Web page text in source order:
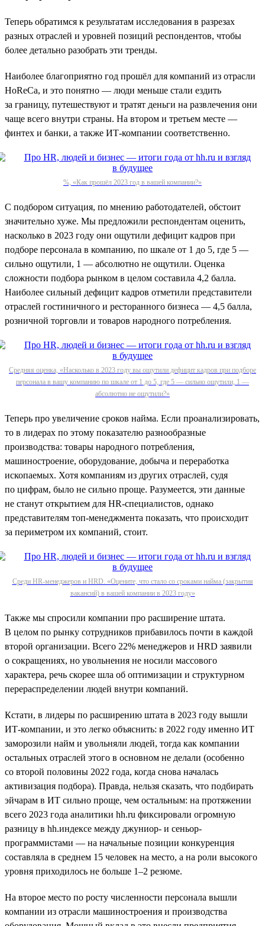
Теперь обратимся к результатам исследования в разрезах
разных отраслей и уровней позиций респондентов, чтобы
более детально разобрать эти тренды.
Наиболее благоприятно год прошёл для компаний из отрасли
HoReCa, и это понятно — люди меньше стали ездить
за границу, путешествуют и тратят деньги на развлечения они
чаще всего внутри страны. На втором и третьем месте —
финтех и банки, а также ИТ-компании соответственно.
%, «Как прошёл 2023 год в вашей компании?»
С подбором ситуация, по мнению работодателей, обстоит
значительно хуже. Мы предложили респондентам оценить,
насколько в 2023 году они ощутили дефицит кадров при
подборе персонала в компанию, по шкале от 1 до 5, где 5 —
сильно ощутили, 1 — абсолютно не ощутили. Оценка
сложности подбора рынком в целом составила 4,2 балла.
Наиболее сильный дефицит кадров отметили представители
отраслей гостиничного и ресторанного бизнеса — 4,5 балла,
розничной торговли и товаров народного потребления.
Средняя оценка, «Насколько в 2023 году вы ощутили дефицит кадров при подборе
персонала в вашу компанию по шкале от 1 до 5, где 5 — сильно ощутили, 1 —
абсолютно не ощутили?»
Теперь про увеличение сроков найма. Если проанализировать,
то в лидерах по этому показателю разнообразные
производства: товары народного потребления,
машиностроение, оборудование, добыча и переработка
ископаемых. Хотя компаниям из других отраслей, судя
по цифрам, было не сильно проще. Разумеется, эти данные
не станут открытием для HR-специалистов, однако
представителям топ-менеджмента показать, что происходит
за периметром их компаний, стоит.
Среди HR-менеджеров и HRD. «Оцените, что стало со сроками найма (закрытия
вакансий) в вашей компании в 2023 году»
Также мы спросили компании про расширение штата.
В целом по рынку сотрудников прибавилось почти в каждой
второй организации. Всего 22% менеджеров и HRD заявили
о сокращениях, но увольнения не носили массового
характера, речь скорее шла об оптимизации и структурном
перераспределении людей внутри компаний.
Кстати, в лидеры по расширению штата в 2023 году вышли
ИТ-компании, и это легко объяснить: в 2022 году именно ИТ
заморозили найм и увольняли людей, тогда как компании
остальных отраслей этого в основном не делали (особенно
со второй половины 2022 года, когда снова началась
активизация подбора). Правда, нельзя сказать, что подбирать
эйчарам в ИТ сильно проще, чем остальным: на протяжении
всего 2023 года аналитики hh.ru фиксировали огромную
разницу в hh.индексе между джуниор- и сеньор-
программистами — на начальные позиции конкуренция
составляла в среднем 15 человек на место, а на роли высокого
уровня приходилось не больше 1–2 резюме.
На второе место по росту численности персонала вышли
компании из отрасли машиностроения и производства